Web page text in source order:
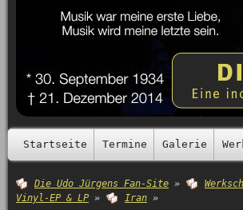
Startseite Termine Galerie
Die Udo Jürgens Fan-Site »
Vinyl-EP & LP » Iran »